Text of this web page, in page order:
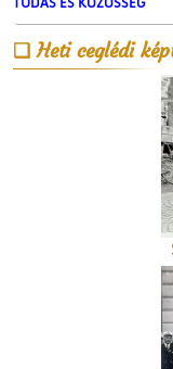
Heti ceglédi